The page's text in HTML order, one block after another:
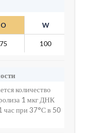
O W
75 100
количество
1 мкг ДНК
час при 37°С в 50